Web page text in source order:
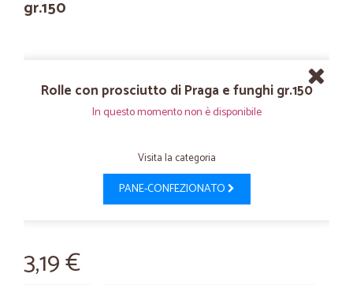
gr.150
Rolle con prosciutto di Praga e funghi gr.150
In questo momento non è disponibile
Visita la categoria
PANE-CONFEZIONATO
3,19 €